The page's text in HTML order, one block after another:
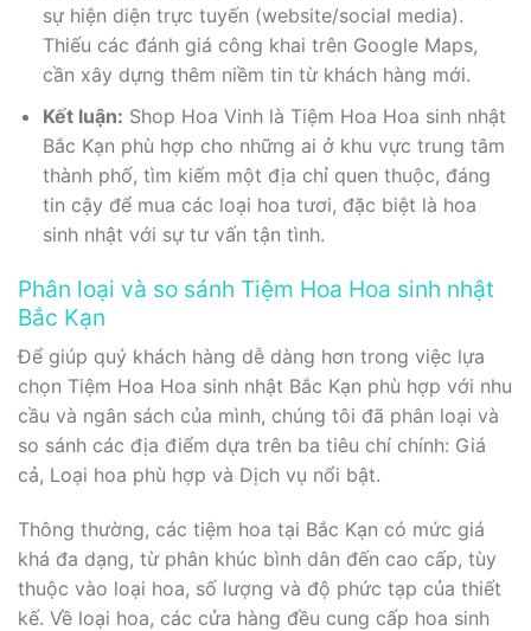
sự hiện diện trực tuyến (website/social media).
Thiếu các đánh giá công khai trên Google Maps,
cần xây dựng thêm niềm tin từ khách hàng mới.
Kết luận: Shop Hoa Vinh là Tiệm Hoa Hoa sinh nhật
Bắc Kạn phù hợp cho những ai ở khu vực trung tâm
thành phố, tìm kiếm một địa chỉ quen thuộc, đáng
tin cậy để mua các loại hoa tươi, đặc biệt là hoa
sinh nhật với sự tư vấn tận tình.
Phân loại và so sánh Tiệm Hoa Hoa sinh nhật
Bắc Kạn
Để giúp quý khách hàng dễ dàng hơn trong việc lựa
chọn Tiệm Hoa Hoa sinh nhật Bắc Kạn phù hợp với nhu
cầu và ngân sách của mình, chúng tôi đã phân loại và
so sánh các địa điểm dựa trên ba tiêu chí chính: Giá
cả, Loại hoa phù hợp và Dịch vụ nổi bật.
Thông thường, các tiệm hoa tại Bắc Kạn có mức giá
khá đa dạng, từ phân khúc bình dân đến cao cấp, tùy
thuộc vào loại hoa, số lượng và độ phức tạp của thiết
kế. Về loại hoa, các cửa hàng đều cung cấp hoa sinh